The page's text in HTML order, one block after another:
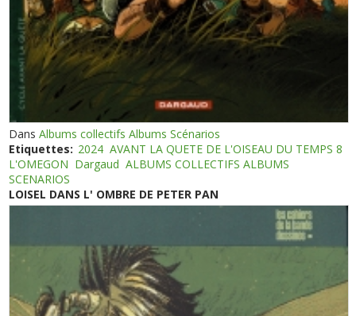
DansAlbums collectifs Albums Scénarios
Etiquettes: 2024 AVANT LA QUETE DE L'OISEAU DU TEMPS 8
L'OMEGON Dargaud ALBUMS COLLECTIFS ALBUMS
SCENARIOS
LOISEL DANS L' OMBRE DE PETER PAN